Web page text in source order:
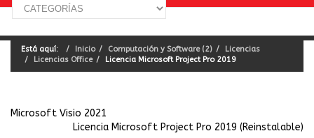
Está aquí: Inicio Computación y Software (2)
Licencias
Licencias Office
Licencia Microsoft Project Pro 2019
Microsoft Visio 2021
Licencia Microsoft Project Pro 2019 (Reinstalable)